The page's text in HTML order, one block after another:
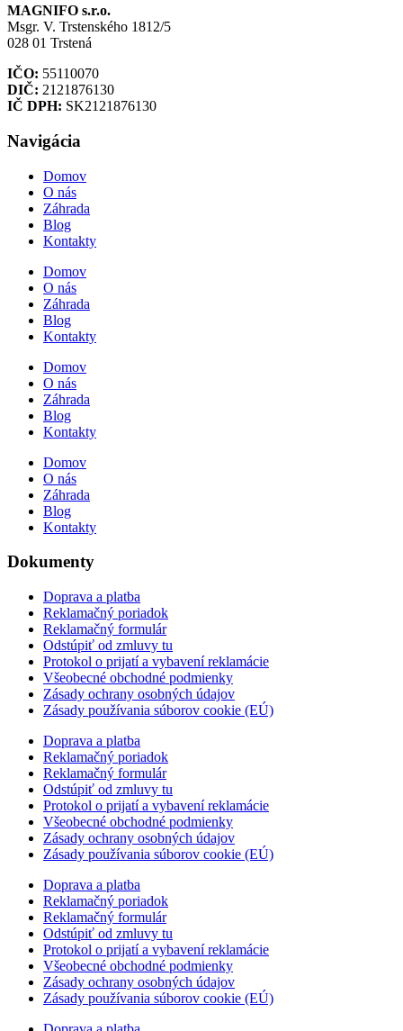
MAGNIFO s.r.o.
Msgr. V. Trstenského 1812/5
028 01 Trstená
IČO: 55110070
DIČ: 2121876130
IČ DPH: SK2121876130
Navigácia
Domov
O nás
Záhrada
Blog
Kontakty
Domov
O nás
Záhrada
Blog
Kontakty
Domov
O nás
Záhrada
Blog
Kontakty
Domov
O nás
Záhrada
Blog
Kontakty
Dokumenty
Doprava a platba
Reklamačný poriadok
Reklamačný formulár
Odstúpiť od zmluvy tu
Protokol o prijatí a vybavení reklamácie
Všeobecné obchodné podmienky
Zásady ochrany osobných údajov
Zásady používania súborov cookie (EÚ)
Doprava a platba
Reklamačný poriadok
Reklamačný formulár
Odstúpiť od zmluvy tu
Protokol o prijatí a vybavení reklamácie
Všeobecné obchodné podmienky
Zásady ochrany osobných údajov
Zásady používania súborov cookie (EÚ)
Doprava a platba
Reklamačný poriadok
Reklamačný formulár
Odstúpiť od zmluvy tu
Protokol o prijatí a vybavení reklamácie
Všeobecné obchodné podmienky
Zásady ochrany osobných údajov
Zásady používania súborov cookie (EÚ)